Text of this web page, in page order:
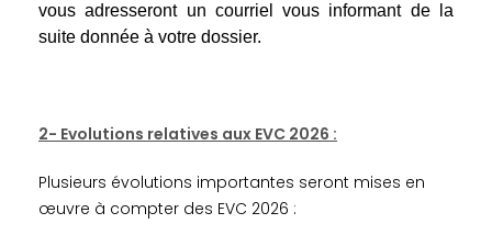
vous adresseront un courriel vous informant de la
suite donnée à votre dossier.
2- Evolutions relatives aux EVC 2026 :
Plusieurs évolutions importantes seront mises en
œuvre à compter des EVC 2026 :